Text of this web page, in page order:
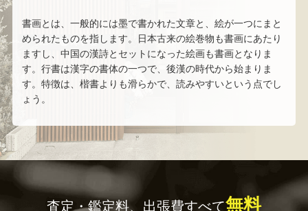
書画とは、一般的には墨で書かれた文章と、絵が一つにまと
められたものを指します。日本古来の絵巻物も書画にあたり
ますし、中国の漢詩とセットになった絵画も書画となりま
す。行書は漢字の書体の一つで、後漢の時代から始まりま
す。特徴は、楷書よりも滑らかで、読みやすいという点でし
ょう。
査定・鑑定料、出張費すべて無料